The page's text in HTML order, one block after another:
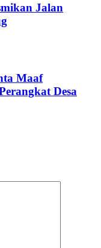
Jalan
Maaf
Desa